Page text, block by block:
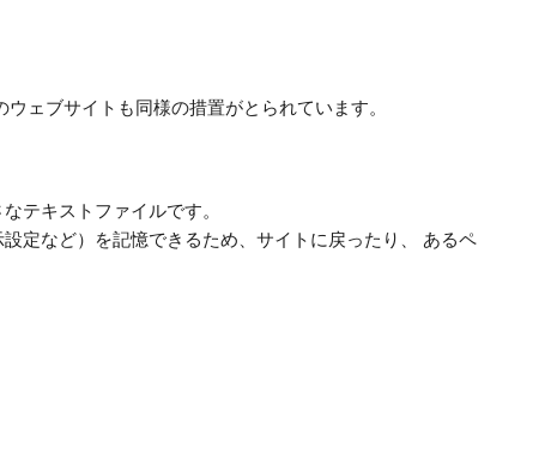
ェブサイトも同様の措置がとられています。
テキストファイルです。
定など）を記憶できるため、サイトに戻ったり、 あるペ